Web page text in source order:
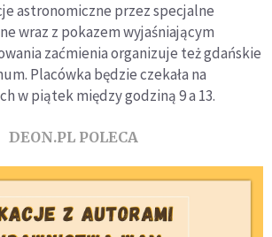
astronomiczne przez specjalne
wraz z pokazem wyjaśniającym
zaćmienia organizuje też gdańskie
Placówka będzie czekała na
w piątek między godziną 9 a 13.
DEON.PL POLECA